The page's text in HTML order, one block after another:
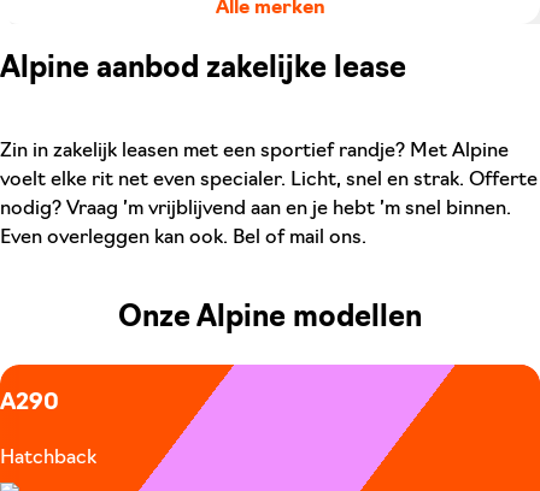
Alle merken
Alpine aanbod zakelijke lease
Zin in zakelijk leasen met een sportief randje? Met Alpine
voelt elke rit net even specialer. Licht, snel en strak. Offerte
nodig? Vraag ’m vrijblijvend aan en je hebt ’m snel binnen.
Even overleggen kan ook. Bel of mail ons.
Onze Alpine modellen
A290
Hatchback